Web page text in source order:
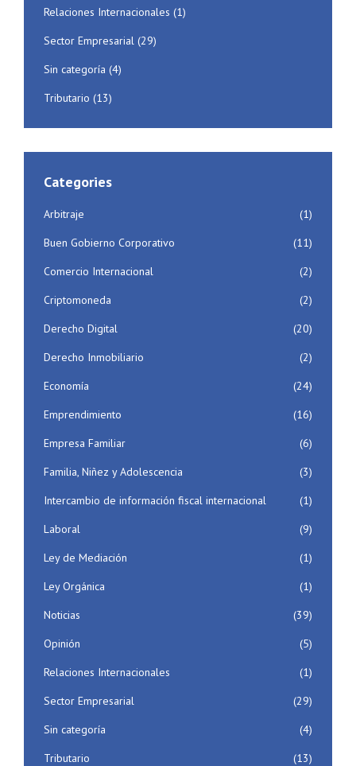
Relaciones Internacionales (1)
Sector Empresarial (29)
Sin categoría (4)
Tributario (13)
Categories
Arbitraje
(1)
Buen Gobierno Corporativo
(11)
Comercio Internacional
(2)
Criptomoneda
(2)
Derecho Digital
(20)
Derecho Inmobiliario
(2)
Economía
(24)
Emprendimiento
(16)
Empresa Familiar
(6)
Familia, Niñez y Adolescencia
(3)
Intercambio de información fiscal internacional
(1)
Laboral
(9)
Ley de Mediación
(1)
Ley Orgánica
(1)
Noticias
(39)
Opinión
(5)
Relaciones Internacionales
(1)
Sector Empresarial
(29)
Sin categoría
(4)
Tributario
(13)